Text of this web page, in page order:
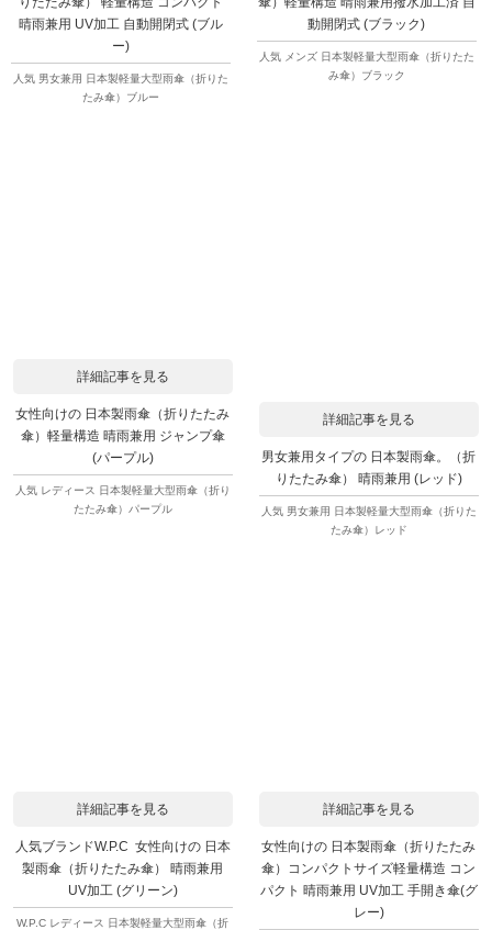
晴雨兼用 UV加工 自動開閉式 (ブル
ー)
人気 男女兼用 日本製軽量大型雨傘（折りた
たみ傘）ブルー
動開閉式 (ブラック)
人気 メンズ 日本製軽量大型雨傘（折りたた
み傘）ブラック
詳細記事を見る
女性向けの 日本製雨傘（折りたたみ
傘）軽量構造 晴雨兼用 ジャンプ傘
(パープル)
人気 レディース 日本製軽量大型雨傘（折り
たたみ傘）パープル
詳細記事を見る
男女兼用タイプの 日本製雨傘。（折
りたたみ傘） 晴雨兼用 (レッド)
人気 男女兼用 日本製軽量大型雨傘（折りた
たみ傘）レッド
詳細記事を見る
人気ブランドW.P.C 女性向けの 日本
製雨傘（折りたたみ傘） 晴雨兼用
UV加工 (グリーン)
W.P.C レディース 日本製軽量大型雨傘（折
詳細記事を見る
女性向けの 日本製雨傘（折りたたみ
傘）コンパクトサイズ軽量構造 コン
パクト 晴雨兼用 UV加工 手開き傘(グ
レー)